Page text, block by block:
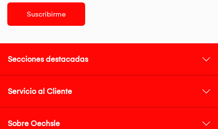
Suscribirme
Secciones destacadas
Servicio al Cliente
Sobre Oechsle